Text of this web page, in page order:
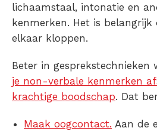
lichaamstaal, intonatie en
kenmerken. Het is
elkaar kloppen.
Beter in
je non-verbale kenmerken
krachtige boodschap. Dat
Maak oogcontact. Aan de